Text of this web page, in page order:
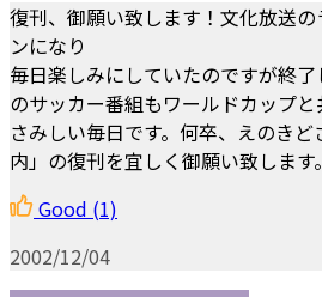
復刊、御願い致します！文化放送
ンになり
毎日楽しみにしていたのですが終
のサッカー番組もワールドカップと
さみしい毎日です。何卒、えのき
内」の復刊を宜しく御願い致します。
Good (1)
2002/12/04